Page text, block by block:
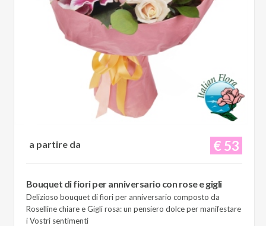
€ 53
a partire da
Bouquet di fiori per anniversario con rose e gigli
Delizioso bouquet di fiori per anniversario composto da
Roselline chiare e Gigli rosa: un pensiero dolce per manifestare
i Vostri sentimenti